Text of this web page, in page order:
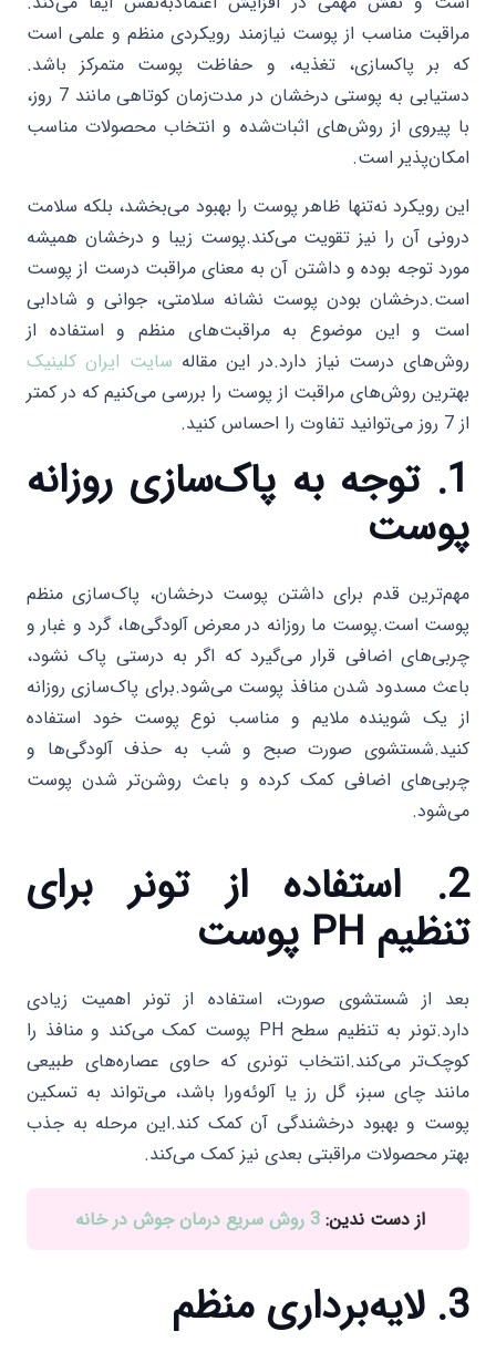
مراقبت مناسب از پوست نیازمند رویکردی منظم و علمی است
که بر پاکسازی، تغذیه، و حفاظت پوست متمرکز باشد.
دستیابی به پوستی درخشان در مدت‌زمان کوتاهی مانند 7 روز،
با پیروی از روش‌های اثبات‌شده و انتخاب محصولات مناسب
امکان‌پذیر است.
این رویکرد نه‌تنها ظاهر پوست را بهبود می‌بخشد، بلکه سلامت
درونی آن را نیز تقویت می‌کند.پوست زیبا و درخشان همیشه
مورد توجه بوده و داشتن آن به معنای مراقبت درست از پوست
است.درخشان بودن پوست نشانه سلامتی، جوانی و شادابی
است و این موضوع به مراقبت‌های منظم و استفاده از
روش‌های درست نیاز دارد.در این مقاله سایت ایران کلینیک
بهترین روش‌های مراقبت از پوست را بررسی می‌کنیم که در کمتر
از 7 روز می‌توانید تفاوت را احساس کنید.
1. توجه به پاک‌سازی روزانه
پوست
مهم‌ترین قدم برای داشتن پوست درخشان، پاک‌سازی منظم
پوست است.پوست ما روزانه در معرض آلودگی‌ها، گرد و غبار و
چربی‌های اضافی قرار می‌گیرد که اگر به درستی پاک نشود،
باعث مسدود شدن منافذ پوست می‌شود.برای پاک‌سازی روزانه
از یک شوینده ملایم و مناسب نوع پوست خود استفاده
کنید.شستشوی صورت صبح و شب به حذف آلودگی‌ها و
چربی‌های اضافی کمک کرده و باعث روشن‌تر شدن پوست
می‌شود.
2. استفاده از تونر برای
تنظیم PH پوست
بعد از شستشوی صورت، استفاده از تونر اهمیت زیادی
دارد.تونر به تنظیم سطح PH پوست کمک می‌کند و منافذ را
کوچک‌تر می‌کند.انتخاب تونری که حاوی عصاره‌های طبیعی
مانند چای سبز، گل رز یا آلوئه‌ورا باشد، می‌تواند به تسکین
پوست و بهبود درخشندگی آن کمک کند.این مرحله به جذب
بهتر محصولات مراقبتی بعدی نیز کمک می‌کند.
از دست ندین:
3. لایه‌برداری منظم